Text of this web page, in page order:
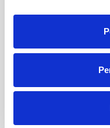
Turmalina verde